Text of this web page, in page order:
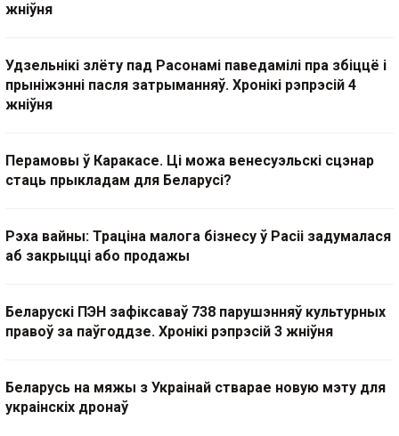
жніўня
Удзельнікі злёту пад Расонамі паведамілі пра збіццё і
прыніжэнні пасля затрыманняў. Хронікі рэпрэсій 4
жніўня
Перамовы ў Каракасе. Ці можа венесуэльскі сцэнар
стаць прыкладам для Беларусі?
Рэха вайны: Траціна малога бізнесу ў Расіі задумалася
аб закрыцці або продажы
Беларускі ПЭН зафіксаваў 738 парушэнняў культурных
правоў за паўгоддзе. Хронікі рэпрэсій 3 жніўня
Беларусь на мяжы з Украінай стварае новую мэту для
украінскіх дронаў